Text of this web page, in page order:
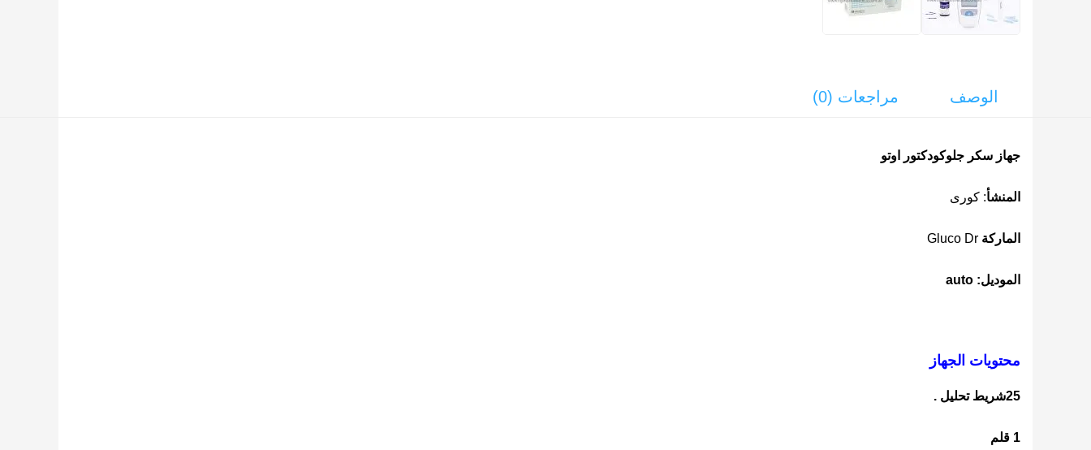
الوصف مراجعات (0)
جهاز سكر جلوكودكتور اوتو
المنشأ: كورى
الماركة
الموديل: auto
محتويات الجهاز
25شريط تحليل .
1 قلم